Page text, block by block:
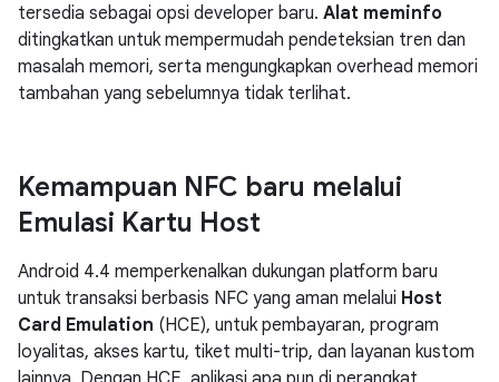
tersedia sebagai opsi developer baru. Alat meminfo
ditingkatkan untuk mempermudah pendeteksian tren dan
masalah memori, serta mengungkapkan overhead memori
tambahan yang sebelumnya tidak terlihat.
Kemampuan NFC baru melalui
Emulasi Kartu Host
Android 4.4 memperkenalkan dukungan platform baru
untuk transaksi berbasis NFC yang aman melalui Host
Card Emulation (HCE), untuk pembayaran, program
loyalitas, akses kartu, tiket multi-trip, dan layanan kustom